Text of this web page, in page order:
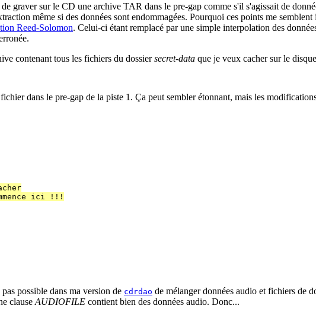
graver sur le CD une archive TAR dans le pre-gap comme s'il s'agissait de
même si des données sont endommagées. Pourquoi ces points me
Reed-Solomon. Celui-ci étant remplacé par une simple interpolation des
contenant tous les fichiers du dossiersecret-data que je veux cacher sur le
dans le pre-gap de la piste 1. Ça peut sembler étonnant, mais les
ici !!!
possible dans ma version de cdrdao de mélanger données audio et fichiers de
clause AUDIOFILE contient bien des données audio. Donc...